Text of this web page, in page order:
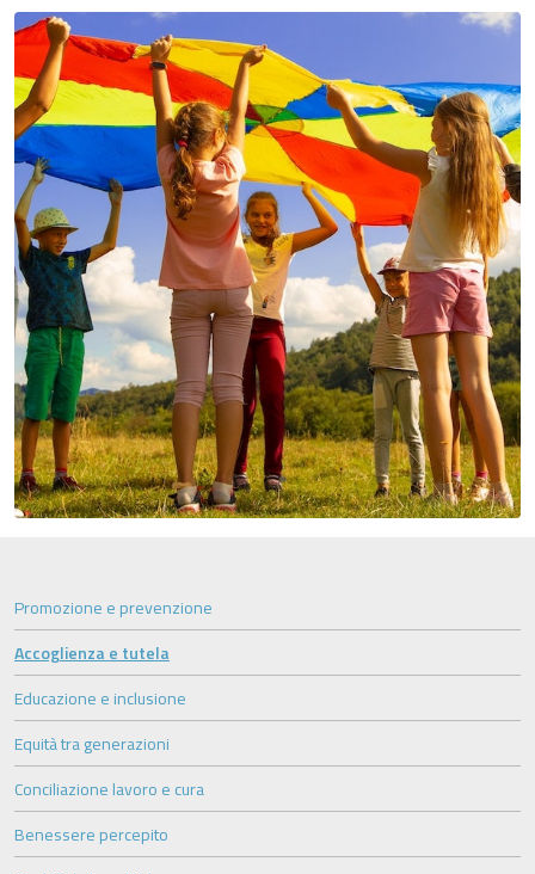
Promozione e prevenzione
Accoglienza e tutela
Educazione e inclusione
Equità tra generazioni
Conciliazione lavoro e cura
Benessere percepito